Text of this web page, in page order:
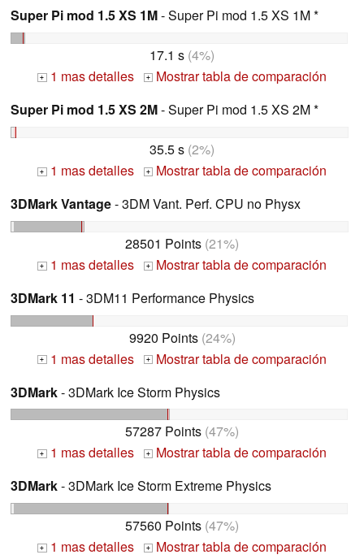
Super Pi mod 1.5 XS 1M- Super Pi mod 1.5 XS 1M *
17.1 s (4%)
+ 1 mas detalles +
Mostrar tabla de comparación
Super Pi mod 1.5 XS 2M- Super Pi mod 1.5 XS 2M *
35.5 s (2%)
+ 1 mas detalles +
Mostrar tabla de comparación
3DMark Vantage- 3DM Vant. Perf. CPU no Physx
28501 Points (21%)
+ 1 mas detalles +
Mostrar tabla de comparación
3DMark 11 - 3DM11 Performance Physics
9920 Points(24%)
+ 1 mas detalles +
Mostrar tabla de comparación
3DMark- 3DMark Ice Storm Physics
57287 Points (47%)
+ 1 mas detalles +
Mostrar tabla de comparación
3DMark- 3DMark Ice Storm Extreme Physics
57560 Points (47%)
+ 1 mas detalles +
Mostrar tabla de comparación